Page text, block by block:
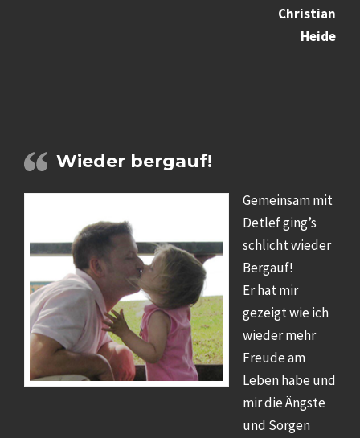
Christian
Heide
Wieder bergauf!
Gemeinsam mit
Detlef ging’s
schlicht wieder
Bergauf!
Er hat mir
gezeigt wie ich
wieder mehr
Freude am
Leben habe und
mir die Ängste
und Sorgen